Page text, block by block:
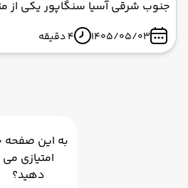
جنوب شرقی آسیا سنگاپور یکی از
جهان از نظر فرهنگ، قومیت و
آداب خاص خود را حفظ کرده است.
سنگاپور به این کشور سفر کنید،
سنگاپور به شما کمک می‌کند تا
1405/05/03 4 دقیقه
به این صفحه
امتیازی می
دهید؟